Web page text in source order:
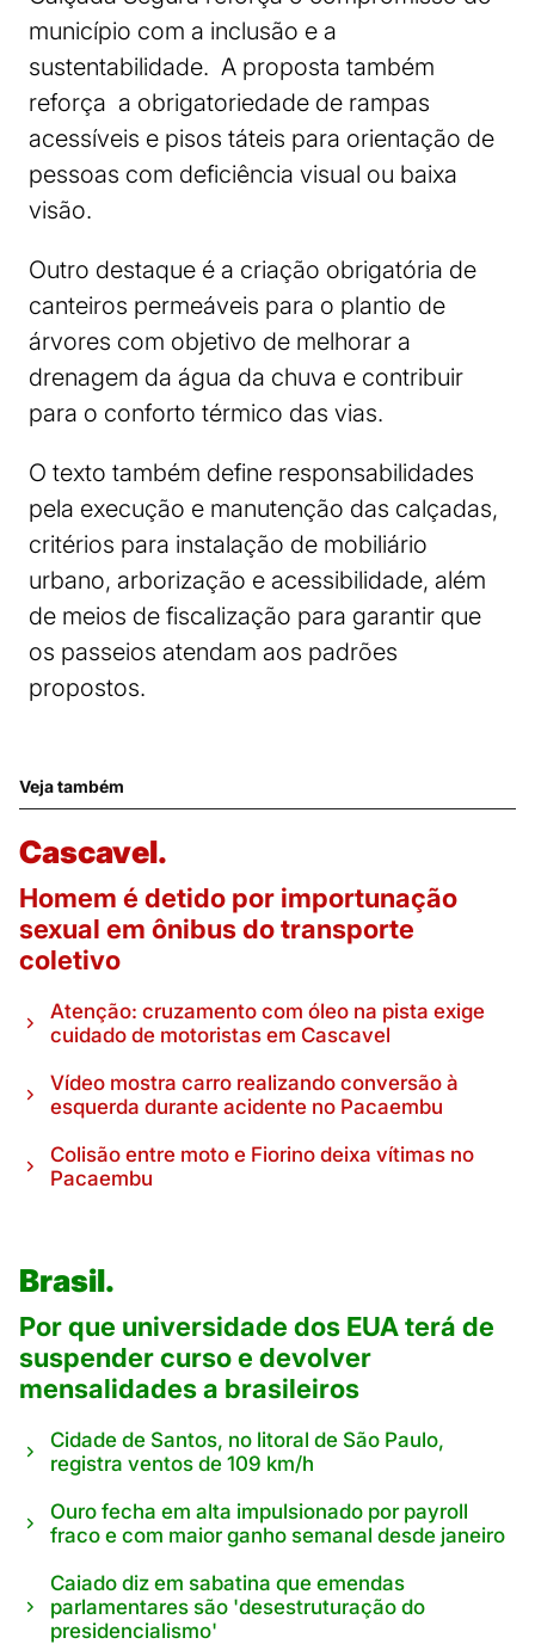
município com a inclusão e a
sustentabilidade. A proposta também
reforça a obrigatoriedade de rampas
acessíveis e pisos táteis para orientação de
pessoas com deficiência visual ou baixa
visão.
Outro destaque é a criação obrigatória de
canteiros permeáveis para o plantio de
árvores com objetivo de melhorar a
drenagem da água da chuva e contribuir
para o conforto térmico das vias.
O texto também define responsabilidades
pela execução e manutenção das calçadas,
critérios para instalação de mobiliário
urbano, arborização e acessibilidade, além
de meios de fiscalização para garantir que
os passeios atendam aos padrões
propostos.
Veja também
Cascavel.
Homem é detido por importunação
sexual em ônibus do transporte
coletivo
Atenção: cruzamento com óleo na pista exige
cuidado de motoristas em Cascavel
Vídeo mostra carro realizando conversão à
esquerda durante acidente no Pacaembu
Colisão entre moto e Fiorino deixa vítimas no
Pacaembu
Brasil.
Por que universidade dos EUA terá de
suspender curso e devolver
mensalidades a brasileiros
Cidade de Santos, no litoral de São Paulo,
registra ventos de 109 km/h
Ouro fecha em alta impulsionado por payroll
fraco e com maior ganho semanal desde janeiro
Caiado diz em sabatina que emendas
parlamentares são 'desestruturação do
presidencialismo'